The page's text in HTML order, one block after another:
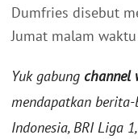
Dumfries disebut
Jumat malam
Yuk gabung channel
mendapatkan
Indonesia, BRI Liga